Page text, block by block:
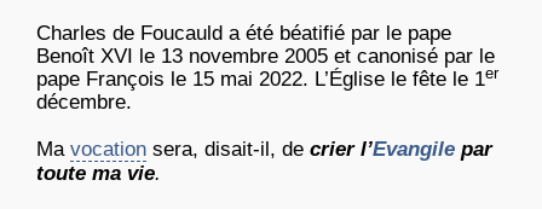
Charles de Foucauld a été béatifié par le pape
Benoît XVI le 13 novembre 2005 et canonisé par le
pape François le 15 mai 2022. L’Église le fête le 1er
décembre.
Ma vocation sera, disait-il, de crier l’Evangile par
toute ma vie.